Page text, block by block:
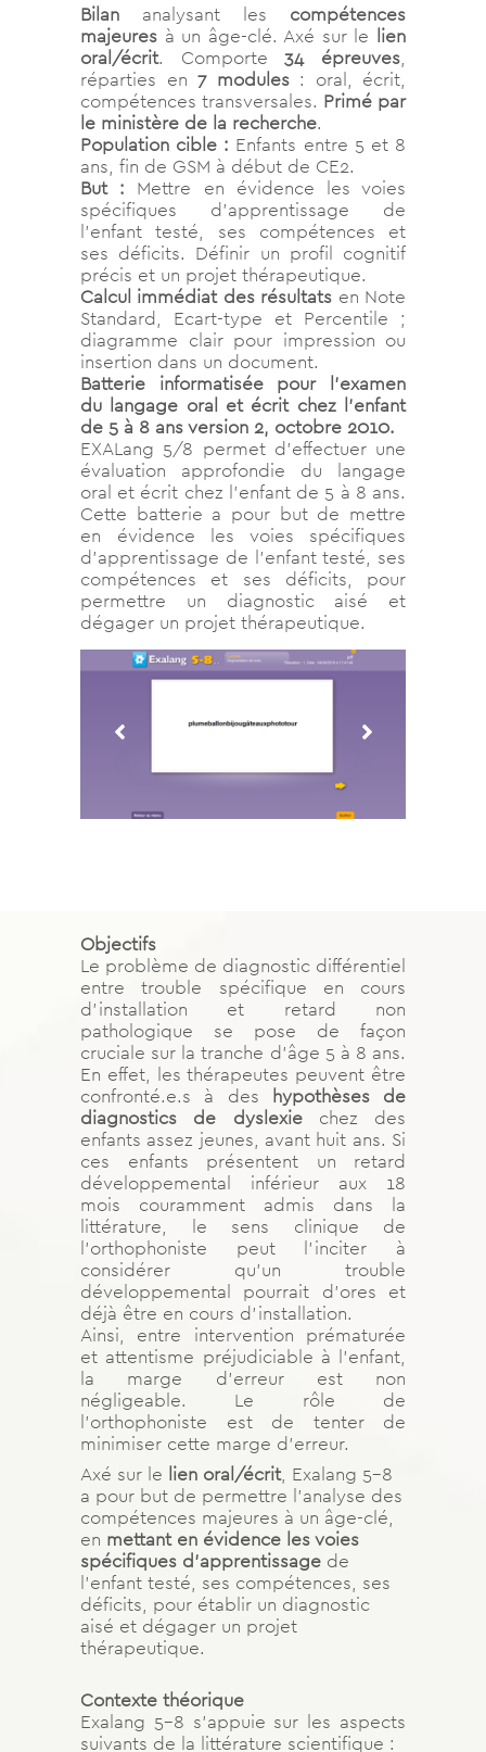
Bilan analysant les compétences
majeures à un âge-clé. Axé sur le lien
oral/écrit. Comporte34 épreuves,
réparties en 7 modules: oral, écrit,
compétences transversales. Primé par
le ministère de la recherche.
Population cible : Enfants entre 5 et 8
ans, fin de GSM à début de CE2.
But : Mettre en évidence les voies
spécifiques d’apprentissage de
l’enfant testé, ses compétences et
ses déficits. Définir un profil cognitif
précis et un projet thérapeutique.
Calcul immédiat des résultats en Note
Standard, Ecart-type et Percentile ;
diagramme clair pour impression ou
insertion dans un document.
Batterie informatisée pour l’examen
du langage oral et écrit chez l’enfant
de 5 à 8 ans version 2, octobre 2010.
EXALang 5/8 permet d’effectuer une
évaluation approfondie du langage
oral et écrit chez l’enfant de 5 à 8 ans.
Cette batterie a pour but de mettre
en évidence les voies spécifiques
d’apprentissage de l’enfant testé, ses
compétences et ses déficits, pour
permettre un diagnostic aisé et
dégager un projet thérapeutique.
Objectifs
Le problème de diagnostic différentiel
entre trouble spécifique en cours
d’installation et retard non
pathologique se pose de façon
cruciale sur la tranche d’âge 5 à 8 ans.
En effet, les thérapeutes peuvent être
confronté.e.s à des
hypothèses de
diagnostics de dyslexiechez des
enfants assez jeunes, avant huit ans. Si
ces enfants présentent un retard
développemental inférieur aux 18
mois couramment admis dans la
littérature, le sens clinique de
l’orthophoniste peut l’inciter à
considérer qu’un trouble
développemental pourrait d’ores et
déjà être en cours d’installation.
Ainsi, entre intervention prématurée
et attentisme préjudiciable à l’enfant,
la marge d’erreur est non
négligeable. Le rôle de
l’orthophoniste est de tenter de
minimiser cette marge d’erreur.
Axé sur le lien oral/écrit, Exalang 5-8
a pour but de permettre l’analyse des
compétences majeures à un âge-clé,
en mettant en évidence les voies
spécifiques d’apprentissage de
l’enfant testé, ses compétences, ses
déficits, pour établir un diagnostic
aisé et dégager un projet
thérapeutique.
Contexte théorique
Exalang 5-8 s’appuie sur les aspects
suivants de la littérature scientifique :